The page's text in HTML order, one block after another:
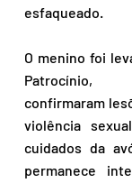
esfaqueado.
O menino foi
Patrocínio,
confirmaram
violência
cuidados da
permanece